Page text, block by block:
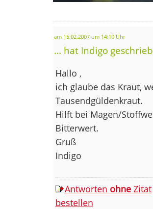
am 15.02.2007 um 14:10 Uhr
... hat Indigo
Hallo ,
ich glaube das Kraut,
Tausendgüldenkraut.
Hilft bei Magen/
Bitterwert.
Gruß
Indigo
Antworten ohneZitat
bestellen